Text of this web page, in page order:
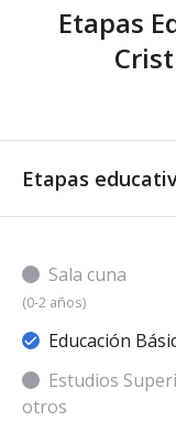
Etapas
Etapas
Sala cuna
(0-2 años)
Educación
Estudios
otros